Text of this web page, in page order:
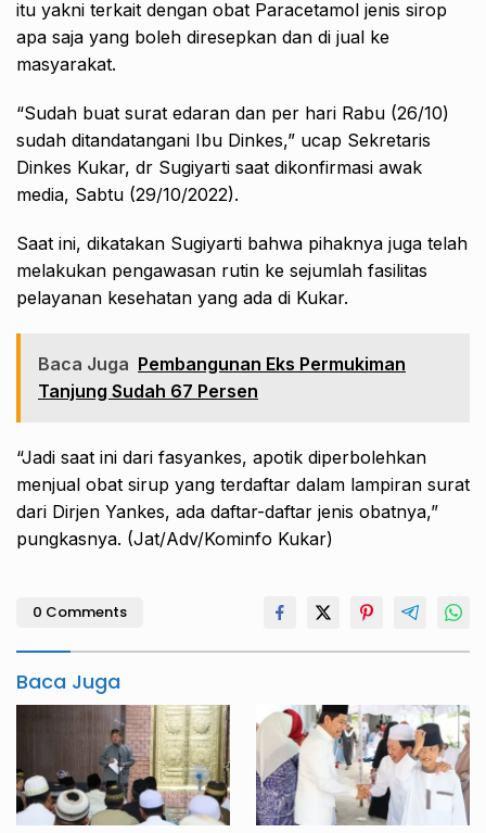
itu yakni terkait dengan obat Paracetamol jenis sirop
apa saja yang boleh diresepkan dan di jual ke
masyarakat.
“Sudah buat surat edaran dan per hari Rabu (26/10)
sudah ditandatangani Ibu Dinkes,” ucap Sekretaris
Dinkes Kukar, dr Sugiyarti saat dikonfirmasi awak
media, Sabtu (29/10/2022).
Saat ini, dikatakan Sugiyarti bahwa pihaknya juga telah
melakukan pengawasan rutin ke sejumlah fasilitas
pelayanan kesehatan yang ada di Kukar.
Baca Juga Pembangunan Eks Permukiman
Tanjung Sudah 67 Persen
“Jadi saat ini dari fasyankes, apotik diperbolehkan
menjual obat sirup yang terdaftar dalam lampiran surat
dari Dirjen Yankes, ada daftar-daftar jenis obatnya,”
pungkasnya. (Jat/Adv/Kominfo Kukar)
0 Comments
Baca Juga